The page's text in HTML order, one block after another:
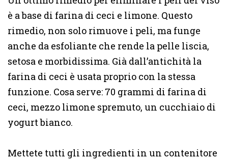
è a base di farina di ceci e limone. Questo
rimedio, non solo rimuove i peli, ma funge
anche da esfoliante che rende la pelle liscia,
setosa e morbidissima. Già dall’antichità la
farina di ceci è usata proprio con la stessa
funzione. Cosa serve: 70 grammi di farina di
ceci, mezzo limone spremuto, un cucchiaio di
yogurt bianco.
Mettete tutti gli ingredienti in un contenitore